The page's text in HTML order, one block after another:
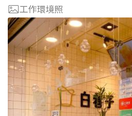
工作環境照